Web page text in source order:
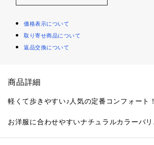
価格表示について
取り寄せ商品について
返品交換について
商品詳細
軽くて歩きやすい♪人気の定番コンフォート
お洋服に合わせやすいナチュラルカラーバリ